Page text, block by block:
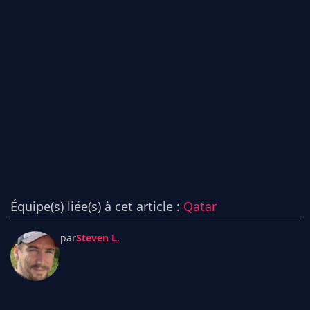
Équipe(s) liée(s) à cet article : Qatar
parSteven L.